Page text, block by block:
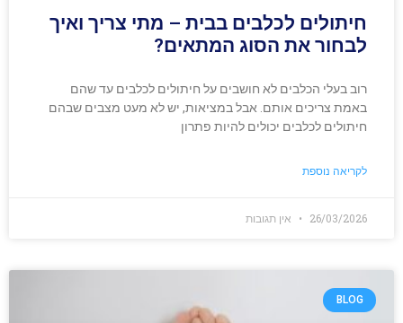
חיתולים לכלבים בבית – מתי צריך ואיך
לבחור את הסוג המתאים?
רוב בעלי הכלבים לא חושבים על חיתולים לכלבים עד שהם
באמת צריכים אותם. אבל במציאות, יש לא מעט מצבים שבהם
חיתולים לכלבים יכולים להיות פתרון
לקריאה נוספת
26/03/2026 אין תגובות
BLOG